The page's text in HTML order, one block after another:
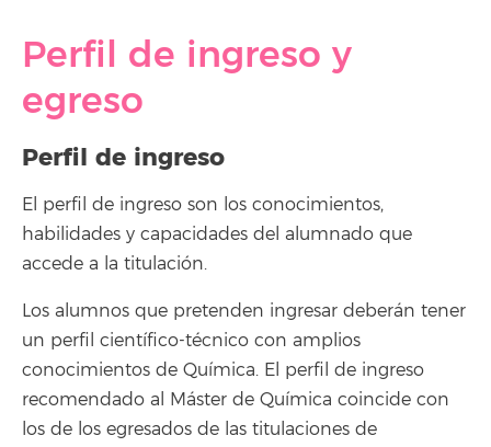
Perfil de ingreso y
egreso
Perfil de ingreso
El perfil de ingreso son los conocimientos,
habilidades y capacidades del alumnado que
accede a la titulación.
Los alumnos que pretenden ingresar deberán tener
un perfil científico-técnico con amplios
conocimientos de Química. El perfil de ingreso
recomendado al Máster de Química coincide con
los de los egresados de las titulaciones de